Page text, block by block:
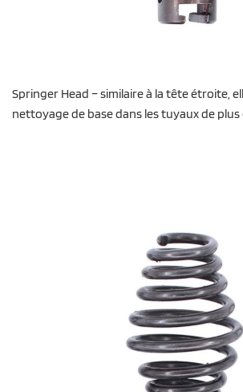
Springer Head – similaire à la tête étroite,
nettoyage de base dans les tuyaux de